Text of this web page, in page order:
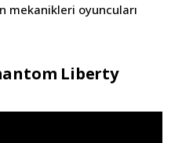
mekanikleri oyuncuları
Liberty